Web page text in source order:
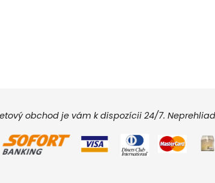
obchod je vám k dispozícii 24/7.